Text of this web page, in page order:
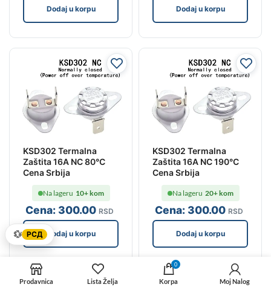
Dodaj u korpu Dodaj u korpu
KSD302 Termalna
Zaštita 16A NC 80°C
Cena Srbija
Cena:300.00 RSD
Na lageru 10+ kom
Dodaj u korpu
KSD302 Termalna
Zaštita 16A NC 190°C
Cena Srbija
Cena:300.00 RSD
Na lageru 20+ kom
Dodaj u korpu
Prodavnica Lista Želja
0
Korpa Moj Nalog
💱 РСД